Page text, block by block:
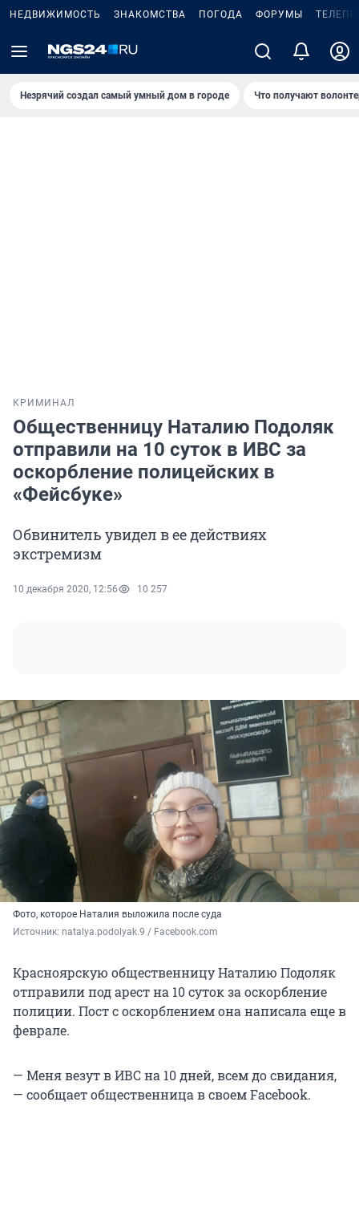
НЕДВИЖИМОСТЬ ЗНАКОМСТВА ПОГОДА ФОРУМЫ
Незрячий создал самый умный дом в городе Что получают
КРИМИНАЛ
Общественницу Наталию Подоляк
отправили на 10 суток в ИВС за
оскорбление полицейских в
«Фейсбуке»
Обвинитель увидел в ее действиях
экстремизм
10 декабря 2020, 12:56 10 257
Фото, которое Наталия выложила после суда
Источник: natalya.podolyak.9 / Facebook.com
Красноярскую общественницу Наталию Подоляк
отправили под арест на 10 суток за оскорбление
полиции. Пост с оскорблением она написала еще в
феврале.
— Меня везут в ИВС на 10 дней, всем до свидания,
— сообщает общественница в своем Facebook.